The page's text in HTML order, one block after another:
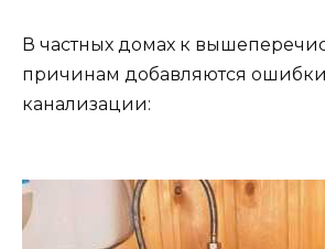
В частных домах к
причинам добавляются
канализации: